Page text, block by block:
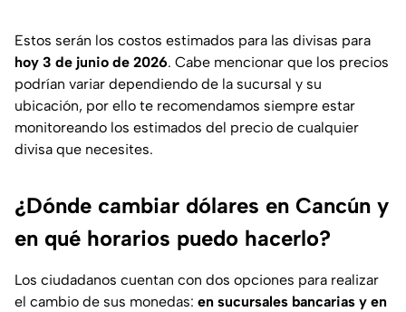
Estos serán los costos estimados para las divisas para
hoy 3 de junio de 2026. Cabe mencionar que los precios
podrían variar dependiendo de la sucursal y su
ubicación, por ello te recomendamos siempre estar
monitoreando los estimados del precio de cualquier
divisa que necesites.
¿Dónde cambiar dólares en Cancún y
en qué horarios puedo hacerlo?
Los ciudadanos cuentan con dos opciones para realizar
el cambio de sus monedas: en sucursales bancarias y en